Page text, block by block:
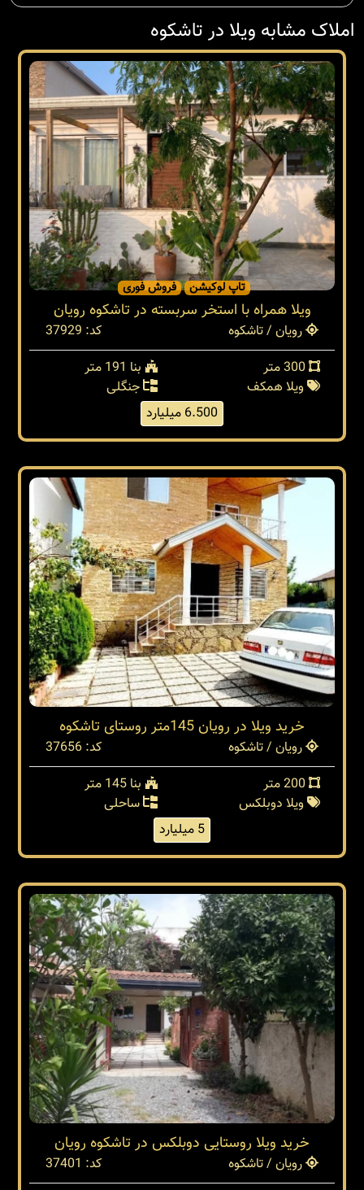
املاک مشابه ویلا در تاشکوه
تاپ لوکیشن فروش فوری
ویلا همراه با استخر سربسته در تاشکوه رویان
رویان / تاشکوه
کد: 37929
بنا 191 متر
ویلا همکف
جنگلی
6.500 میلیارد
خرید ویلا در رویان 145متر روستای تاشکوه
رویان / تاشکوه
کد: 37656
بنا 145 متر
ویلا دوبلکس
ساحلی
5 میلیارد
خرید ویلا روستایی دوبلکس در تاشکوه رویان
رویان / تاشکوه
کد: 37401